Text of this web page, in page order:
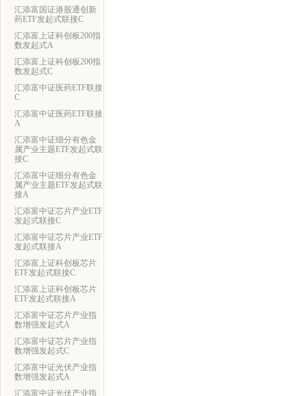
汇添富国证港股通创新
药ETF发起式联接C
汇添富上证科创板200指
数发起式A
汇添富上证科创板200指
数发起式C
汇添富中证医药ETF联接
C
汇添富中证医药ETF联接
A
汇添富中证细分有色金
属产业主题ETF发起式联
接C
汇添富中证细分有色金
属产业主题ETF发起式联
接A
汇添富中证芯片产业ETF
发起式联接C
汇添富中证芯片产业ETF
发起式联接A
汇添富上证科创板芯片
ETF发起式联接C
汇添富上证科创板芯片
ETF发起式联接A
汇添富中证芯片产业指
数增强发起式A
汇添富中证芯片产业指
数增强发起式C
汇添富中证光伏产业指
数增强发起式A
汇添富中证光伏产业指